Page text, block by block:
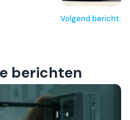
Volgend bericht:
berichten